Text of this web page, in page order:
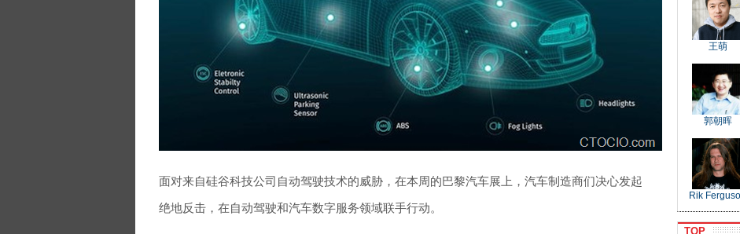
面对来自硅谷科技公司自动驾驶技术的威胁，在本周的巴黎汽车展上，汽车制造商们决心发起
绝地反击，在自动驾驶和汽车数字服务领域联手行动。
王萌
郭朝晖
Rik
TOP